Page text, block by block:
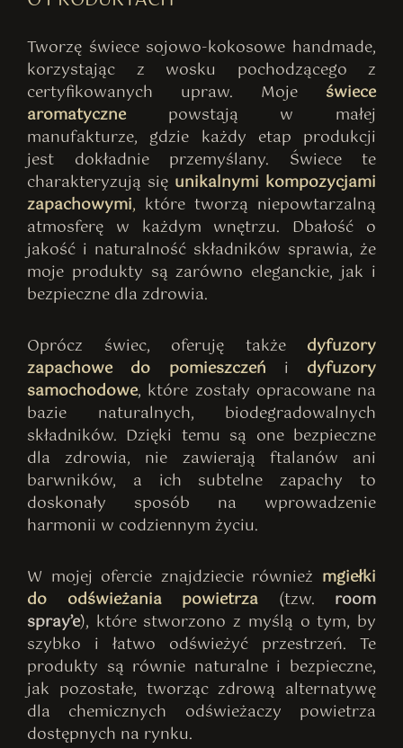
Tworzę świece sojowo-kokosowe handmade,
korzystając z wosku pochodzącego z
certyfikowanych upraw. Moje świece
aromatycznepowstają w małej
manufakturze, gdzie każdy etap produkcji
jest dokładnie przemyślany. Świece te
charakteryzują się unikalnymi kompozycjami
zapachowymi, które tworzą niepowtarzalną
atmosferę w każdym wnętrzu. Dbałość o
jakość i naturalność składników sprawia, że
moje produkty są zarówno eleganckie, jak i
bezpieczne dla zdrowia.
Oprócz świec, oferuję także dyfuzory
zapachowe do pomieszczeń i dyfuzory
samochodowe, które zostały opracowane na
bazie naturalnych, biodegradowalnych
składników. Dzięki temu są one bezpieczne
dla zdrowia, nie zawierają ftalanów ani
barwników, a ich subtelne zapachy to
doskonały sposób na wprowadzenie
harmonii w codziennym życiu.
W mojej ofercie znajdziecie również mgiełki
do odświeżania powietrza (tzw. room
spray’e), które stworzono z myślą o tym, by
szybko i łatwo odświeżyć przestrzeń. Te
produkty są równie naturalne i bezpieczne,
jak pozostałe, tworząc zdrową alternatywę
dla chemicznych odświeżaczy powietrza
dostępnych na rynku.